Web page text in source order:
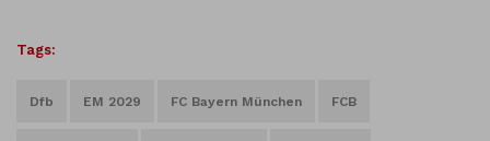
Tags:
Dfb EM 2029 FC Bayern München FCB